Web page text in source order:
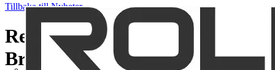
Tillbaka till Nyheter
Region Skåne häver avtal med
Bravida Sverige AB